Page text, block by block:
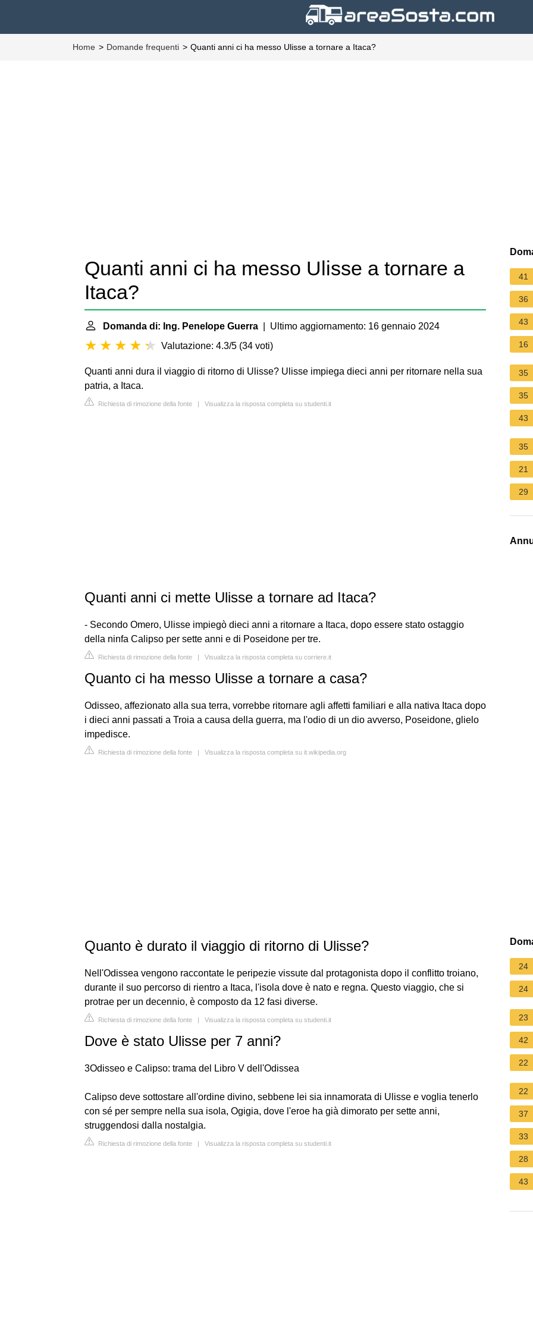
Home Domande frequenti Quanti anni ci ha messo Ulisse a tornare a Itaca?
Quanti anni ci ha messo Ulisse a tornare a
Itaca?
Domanda di: Ing. Penelope Guerra | Ultimo aggiornamento: 16 gennaio 2024
Valutazione: 4.3/5 (34 voti)
Quanti anni dura il viaggio di ritorno di Ulisse? Ulisse impiega dieci anni per ritornare nella sua
patria, a Itaca.
Richiesta di rimozione della fonte | Visualizza la risposta completa su studenti.it
Quanti anni ci mette Ulisse a tornare ad Itaca?
- Secondo Omero, Ulisse impiegò dieci anni a ritornare a Itaca, dopo essere stato ostaggio
della ninfa Calipso per sette anni e di Poseidone per tre.
Richiesta di rimozione della fonte | Visualizza la risposta completa su corriere.it
Quanto ci ha messo Ulisse a tornare a casa?
Odisseo, affezionato alla sua terra, vorrebbe ritornare agli affetti familiari e alla nativa Itaca dopo
i dieci anni passati a Troia a causa della guerra, ma l'odio di un dio avverso, Poseidone, glielo
impedisce.
Richiesta di rimozione della fonte | Visualizza la risposta completa su it.wikipedia.org
Quanto è durato il viaggio di ritorno di Ulisse?
Nell'Odissea vengono raccontate le peripezie vissute dal protagonista dopo il conflitto troiano,
durante il suo percorso di rientro a Itaca, l'isola dove è nato e regna. Questo viaggio, che si
protrae per un decennio, è composto da 12 fasi diverse.
Richiesta di rimozione della fonte | Visualizza la risposta completa su studenti.it
Dove è stato Ulisse per 7 anni?
3Odisseo e Calipso: trama del Libro V dell'Odissea
Calipso deve sottostare all'ordine divino, sebbene lei sia innamorata di Ulisse e voglia tenerlo
con sé per sempre nella sua isola, Ogigia, dove l'eroe ha già dimorato per sette anni,
struggendosi dalla nostalgia.
Richiesta di rimozione della fonte | Visualizza la risposta completa su studenti.it
41
36
43
16
35
35
43
35
21
29
24
24
23
42
22
22
37
33
28
43